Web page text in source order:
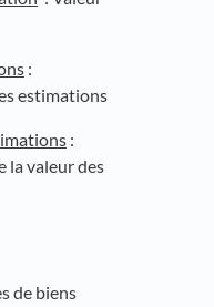
:
estimations
:
la valeur des
de biens